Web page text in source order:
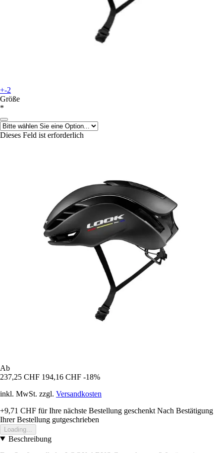
+-2
Größe
*
Dieses Feld ist erforderlich
Ab
237,25 CHF 194,16 CHF -18%
inkl. MwSt. zzgl. Versandkosten
+9,71 CHF für Ihre nächste Bestellung geschenkt Nach Bestätigung
Ihrer Bestellung gutgeschrieben
Loading...
Beschreibung